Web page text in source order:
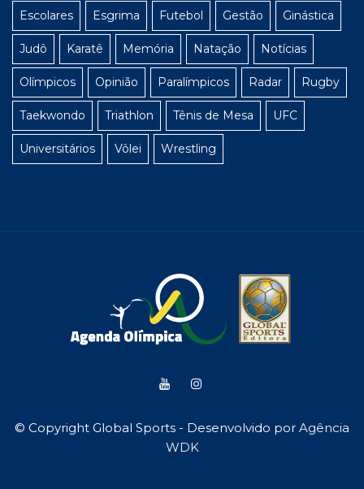
Escolares Esgrima Futebol Gestão Ginástica
Judô Karatê Memória Natação Notícias
Olímpicos Opinião Paralímpicos Radar Rugby
Taekwondo Triathlon Tênis de Mesa UFC
Universitários Vôlei Wrestling
© Copyright Global Sports - Desenvolvido por Agência
WDK